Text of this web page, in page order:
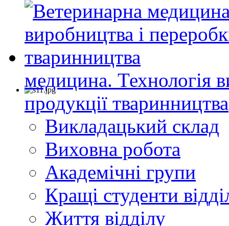
медицина. Технологія
продукції тваринництва
Викладацький склад
Виховна робота
Академічні групи
Кращі студенти
Життя відділу